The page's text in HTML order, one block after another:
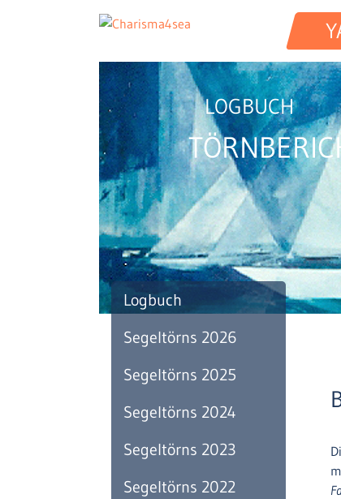
LOGBUCH
Logbuch
Segeltörns 2026
Segeltörns 2025
Segeltörns 2024
Segeltörns 2023
Segeltörns 2022